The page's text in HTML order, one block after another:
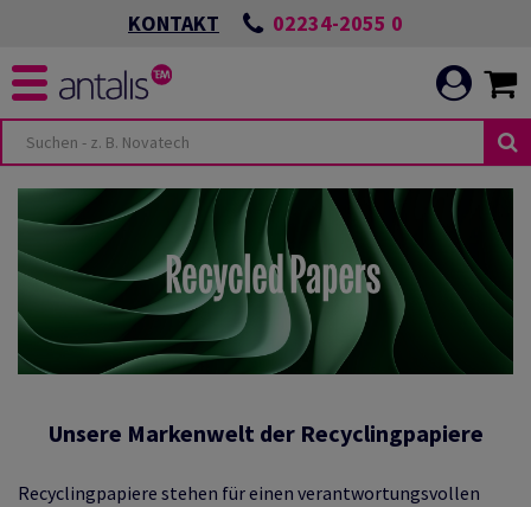
KONTAKT 02234-2055 0
Unsere Markenwelt der Recyclingpapiere
Recyclingpapiere stehen für einen verantwortungsvollen